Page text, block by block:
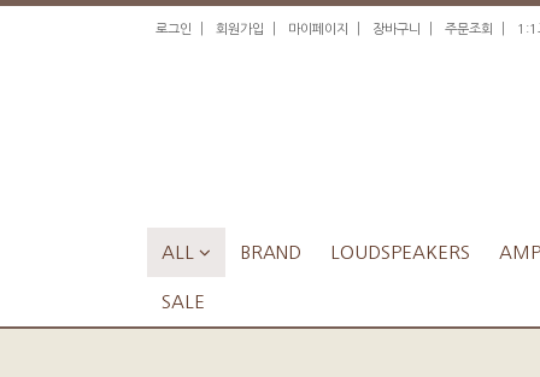
로그인 회원가입 마이페이지 장바구니 주문조회 1:1
ALL  BRAND LOUDSPEAKERS
SALE